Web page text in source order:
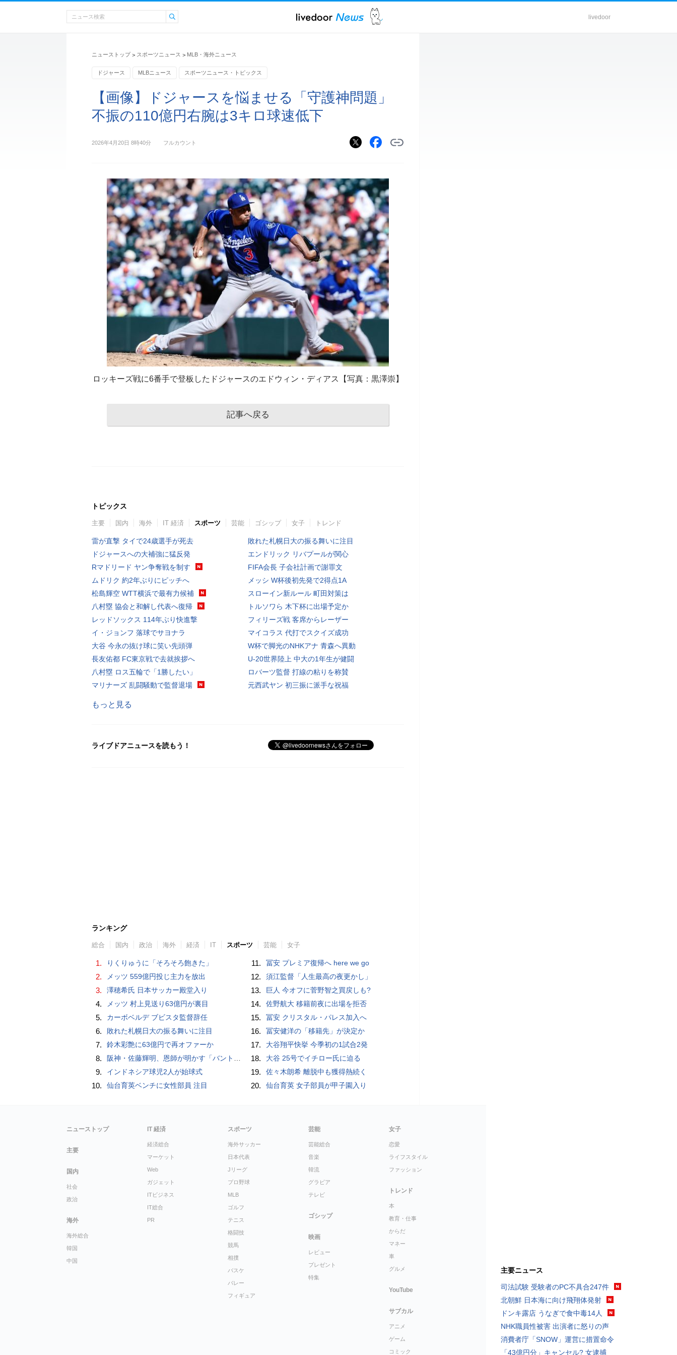
livedoor
ニューストップ > スポーツニュース > MLB・海外ニュース
ドジャース MLBニュース スポーツニュース・トピックス
【画像】ドジャースを悩ませる「守護神問題」
不振の110億円右腕は3キロ球速低下
2026年4月20日 8時40分 フルカウント
ロッキーズ戦に6番手で登板したドジャースのエドウィン・ディアス【写真：黒澤崇】
記事へ戻る
トピックス
主要 国内 海外 IT 経済 スポーツ 芸能 ゴシップ 女子 トレンド
雷が直撃 タイで24歳選手が死去
ドジャースへの大補強に猛反発
Rマドリード ヤン争奪戦を制す
ムドリク 約2年ぶりにピッチへ
松島輝空 WTT横浜で最有力候補
八村塁 協会と和解し代表へ復帰
レッドソックス 114年ぶり快進撃
イ・ジョンフ 落球でサヨナラ
大谷 今永の抜け球に笑い先頭弾
長友佑都 FC東京戦で去就挨拶へ
八村塁 ロス五輪で「1勝したい」
マリナーズ 乱闘騒動で監督退場
敗れた札幌日大の振る舞いに注目
エンドリック リバプールが関心
FIFA会長 子会社計画で謝罪文
メッシ W杯後初先発で2得点1A
スローイン新ルール 町田対策は
トルソワら 木下杯に出場予定か
フィリーズ戦 客席からレーザー
マイコラス 代打でスクイズ成功
W杯で脚光のNHKアナ 青森へ異動
U-20世界陸上 中大の1年生が健闘
ロバーツ監督 打線の粘りを称賛
元西武ヤン 初三振に派手な祝福
もっと見る
ライブドアニュースを読もう！
ランキング
総合 国内 政治 海外 経済 IT スポーツ 芸能 女子
1. りくりゅうに「そろそろ飽きた」
2. メッツ 559億円投じ主力を放出
3. 澤穂希氏 日本サッカー殿堂入り
4. メッツ 村上見送り63億円が裏目
5. カーボベルデ ブビスタ監督辞任
6. 敗れた札幌日大の振る舞いに注目
7. 鈴木彩艶に63億円で再オファーか
8. 阪神・佐藤輝明、恩師が明かす「バント拒否でホームラン」の“やんちゃ坊主”時代
9. インドネシア球児2人が始球式
10. 仙台育英ベンチに女性部員 注目
11. 冨安 プレミア復帰へ here we go
12. 須江監督「人生最高の夜更かし」
13. 巨人 今オフに菅野智之買戻しも?
14. 佐野航大 移籍前夜に出場を拒否
15. 冨安 クリスタル・パレス加入へ
16. 冨安健洋の「移籍先」が決定か
17. 大谷翔平快挙 今季初の1試合2発
18. 大谷 25号でイチロー氏に迫る
19. 佐々木朗希 離脱中も獲得熱続く
20. 仙台育英 女子部員が甲子園入り
主要ニュース
司法試験 受験者のPC不具合247件
北朝鮮 日本海に向け飛翔体発射
ドンキ露店 うなぎで食中毒14人
NHK職員性被害 出演者に怒りの声
消費者庁「SNOW」運営に措置命令
「43億円分」キャンセル? 女逮捕
ニューストップ
主要
国内
社会
政治
海外
海外総合
韓国
中国
IT 経済
経済総合
マーケット
Web
ガジェット
ITビジネス
IT総合
PR
スポーツ
海外サッカー
日本代表
Jリーグ
プロ野球
MLB
ゴルフ
テニス
格闘技
競馬
相撲
バスケ
バレー
フィギュア
芸能
芸能総合
音楽
韓流
グラビア
テレビ
ゴシップ
映画
レビュー
プレゼント
特集
女子
恋愛
ライフスタイル
ファッション
トレンド
本
教育・仕事
からだ
マネー
車
グルメ
YouTube
サブカル
アニメ
ゲーム
コミック